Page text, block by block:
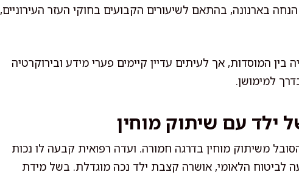
בארנונה, בהתאם לשיעורים הקבועים בחוקי העזר העירוניים,
בין המוסדות, אך לעיתים עדיין קיימים פערי מידע ובירוקרטיה
למימושן.
ילד עם שיתוק מוחין
המחשה, נדון במקרה של ילד בן 5 הסובל משיתוק מוחין בדרגה חמורה. ועדה רפואית קבעה לו נכות
הגשת התביעה לביטוח הלאומי, אושרה קצבת ילד נכה מוגדלת. בשל מידת